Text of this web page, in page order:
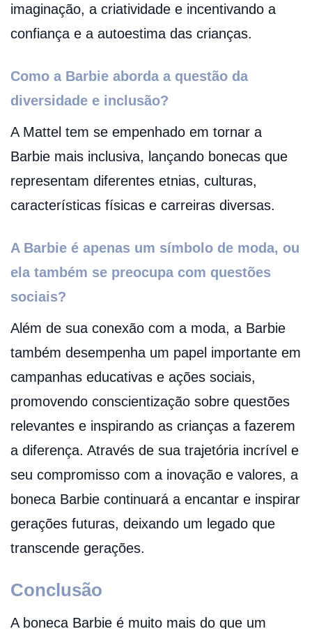
imaginação, a criatividade e incentivando a
confiança e a autoestima das crianças.
Como a Barbie aborda a questão da
diversidade e inclusão?
A Mattel tem se empenhado em tornar a
Barbie mais inclusiva, lançando bonecas que
representam diferentes etnias, culturas,
características físicas e carreiras diversas.
A Barbie é apenas um símbolo de moda, ou
ela também se preocupa com questões
sociais?
Além de sua conexão com a moda, a Barbie
também desempenha um papel importante em
campanhas educativas e ações sociais,
promovendo conscientização sobre questões
relevantes e inspirando as crianças a fazerem
a diferença. Através de sua trajetória incrível e
seu compromisso com a inovação e valores, a
boneca Barbie continuará a encantar e inspirar
gerações futuras, deixando um legado que
transcende gerações.
Conclusão
A boneca Barbie é muito mais do que um